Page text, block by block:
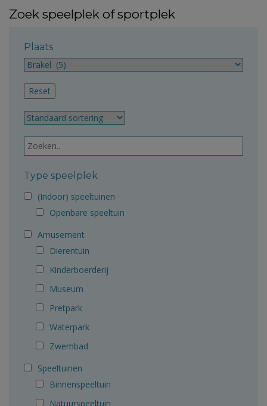
Zoek speelplek of sportplek
Plaats
Type speelplek
(Indoor) speeltuinen
Openbare speeltuin
Amusement
Dierentuin
Kinderboerderij
Museum
Pretpark
Waterpark
Zwembad
Speeltuinen
Binnenspeeltuin
Natuurspeeltuin